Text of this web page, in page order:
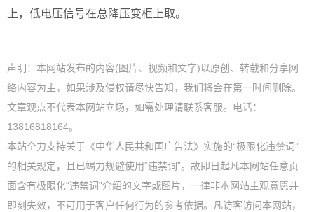
上，低电压信号在总降压变柜上取。
声明：本网站发布的内容(图片、视频和文字)以原创、转载和分享网
络内容为主，如果涉及侵权请尽快告知，我们将会在第一时间删除。
文章观点不代表本网站立场，如需处理请联系客服。电话：
13816818164。
本站全力支持关于《中华人民共和国广告法》实施的“极限化违禁词”
的相关规定，且已竭力规避使用“违禁词”。故即日起凡本网站任意页
面含有极限化“违禁词”介绍的文字或图片，一律非本网站主观意愿并
即刻失效，不可用于客户任何行为的参考依据。凡访客访问本网站，